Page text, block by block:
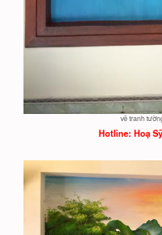
vẽ tranh
Hotline: Hoạ